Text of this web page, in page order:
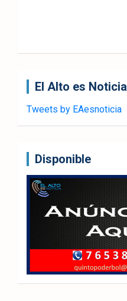
El Alto es Noticia
Tweets by EAesnoticia
Disponible